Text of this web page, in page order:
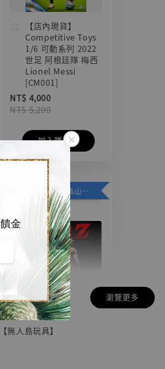
金
【店內現貨】
Competitive Toys
1/6 可動系列 2022
世足 阿根廷隊 梅西
Lionel Messi
[CM001]
NT$ 4,000
NT$ 5,200
加入購物車
加購優惠【悟空 鳥山明紀念款 [奇蹟工作室]】
【店內現貨】七龍珠
系列蒐藏雕像 悟空
瀏覽更多
無人島玩具】